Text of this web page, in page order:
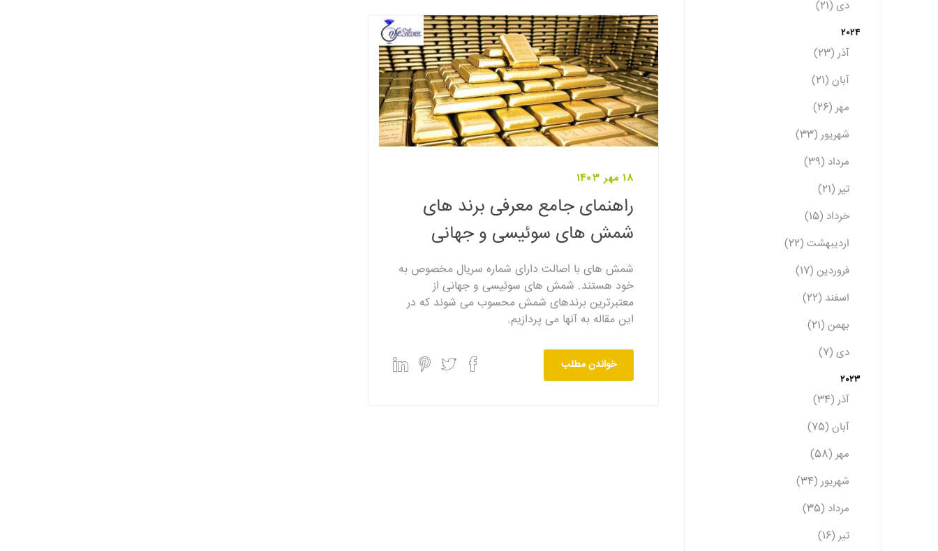
18 مهر 1403
راهنمای جامع معرفی برند های
شمش های سوئیسی و جهانی
شمش های با اصالت دارای شماره سریال مخصوص به
خود هستند. شمش های سوئیسی و جهانی از
معتبرترین برندهای شمش محسوب می شوند که در
این مقاله به آنها می پردازیم.
خواندن مطلب
دی (21)
2024
آذر (23)
آبان (21)
مهر (26)
شهریور (33)
مرداد (39)
تیر (21)
خرداد (15)
اردیبهشت (22)
فروردین (17)
اسفند (22)
بهمن (21)
دی (7)
2023
آذر (34)
آبان (75)
مهر (58)
شهریور (34)
مرداد (35)
تیر (16)